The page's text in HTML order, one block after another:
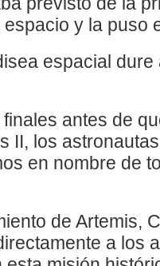
y la puso
espacial
antes de
II, los
en nombre de
de Artemis,
a los